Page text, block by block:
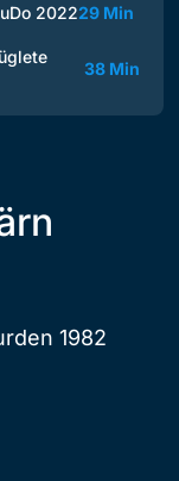
202229 Min
38 Min
1982